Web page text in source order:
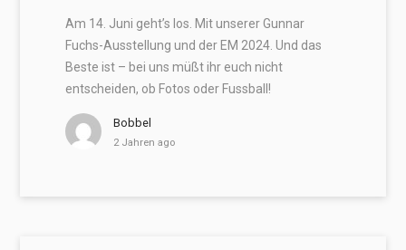
Am 14. Juni geht’s los. Mit unserer Gunnar
Fuchs-Ausstellung und der EM 2024. Und das
Beste ist – bei uns müßt ihr euch nicht
entscheiden, ob Fotos oder Fussball!
Bobbel
2 Jahren ago